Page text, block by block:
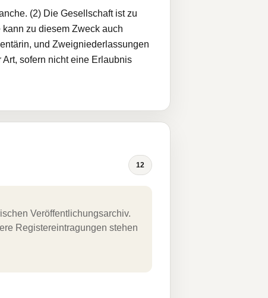
(2) Die Gesellschaft ist zu
zu diesem Zweck auch
und Zweigniederlassungen
sofern nicht eine Erlaubnis
12
Veröffentlichungsarchiv.
Registereintragungen stehen